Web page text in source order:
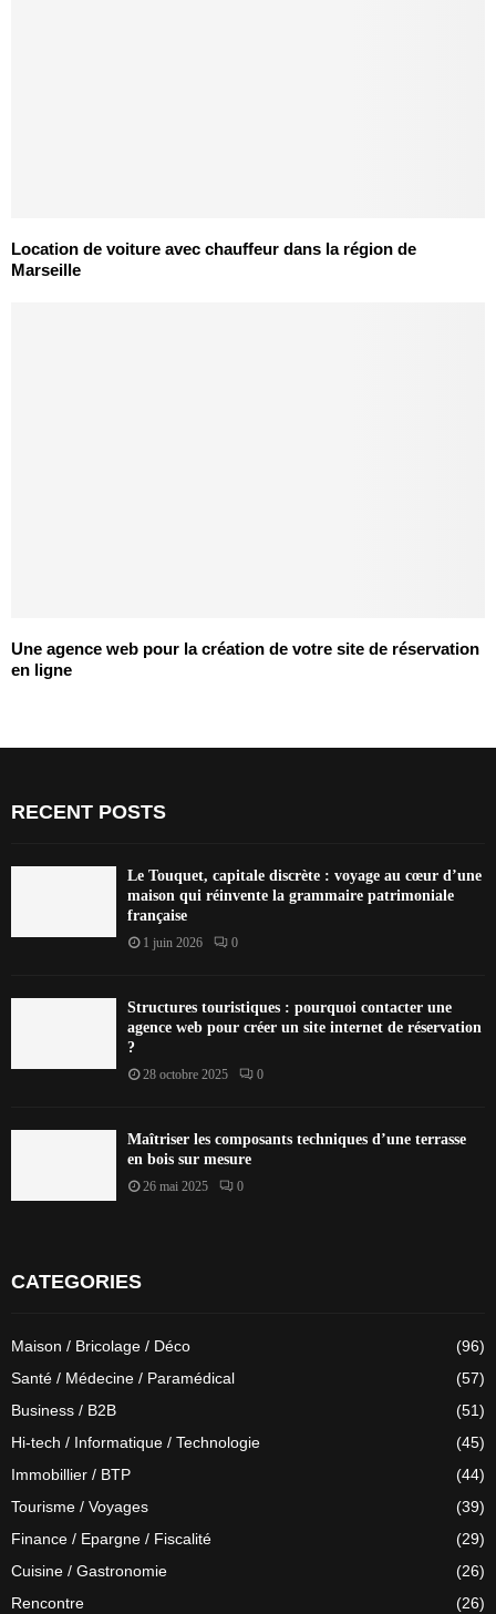
Location de voiture avec chauffeur dans la région de
Marseille
Une agence web pour la création de votre site de réservation
en ligne
RECENT POSTS
Le Touquet, capitale discrète : voyage au cœur d’une
maison qui réinvente la grammaire patrimoniale
française
1 juin 2026 0
Structures touristiques : pourquoi contacter une
agence web pour créer un site internet de réservation
?
28 octobre 2025 0
Maîtriser les composants techniques d’une terrasse
en bois sur mesure
26 mai 2025 0
CATEGORIES
Maison / Bricolage / Déco
(96)
Santé / Médecine / Paramédical
(57)
Business / B2B
(51)
Hi-tech / Informatique / Technologie
(45)
Immobillier / BTP
(44)
Tourisme / Voyages
(39)
Finance / Epargne / Fiscalité
(29)
Cuisine / Gastronomie
(26)
Rencontre
(26)